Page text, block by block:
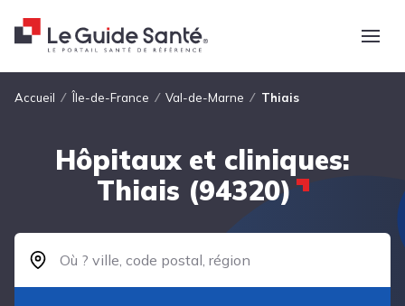
Fil d'Ariane
Accueil Île-de-France Val-de-Marne Thiais
Hôpitaux et cliniques:
Thiais (94320)